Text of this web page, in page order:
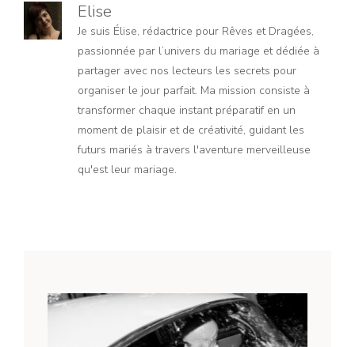
Elise
Je suis Élise, rédactrice pour Rêves et Dragées,
passionnée par l’univers du mariage et dédiée à
partager avec nos lecteurs les secrets pour
organiser le jour parfait. Ma mission consiste à
transformer chaque instant préparatif en un
moment de plaisir et de créativité, guidant les
futurs mariés à travers l'aventure merveilleuse
qu'est leur mariage.